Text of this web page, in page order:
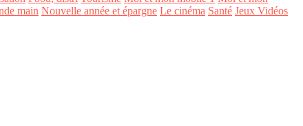
main Nouvelle année et épargne Le cinéma Santé Jeux Vidéos